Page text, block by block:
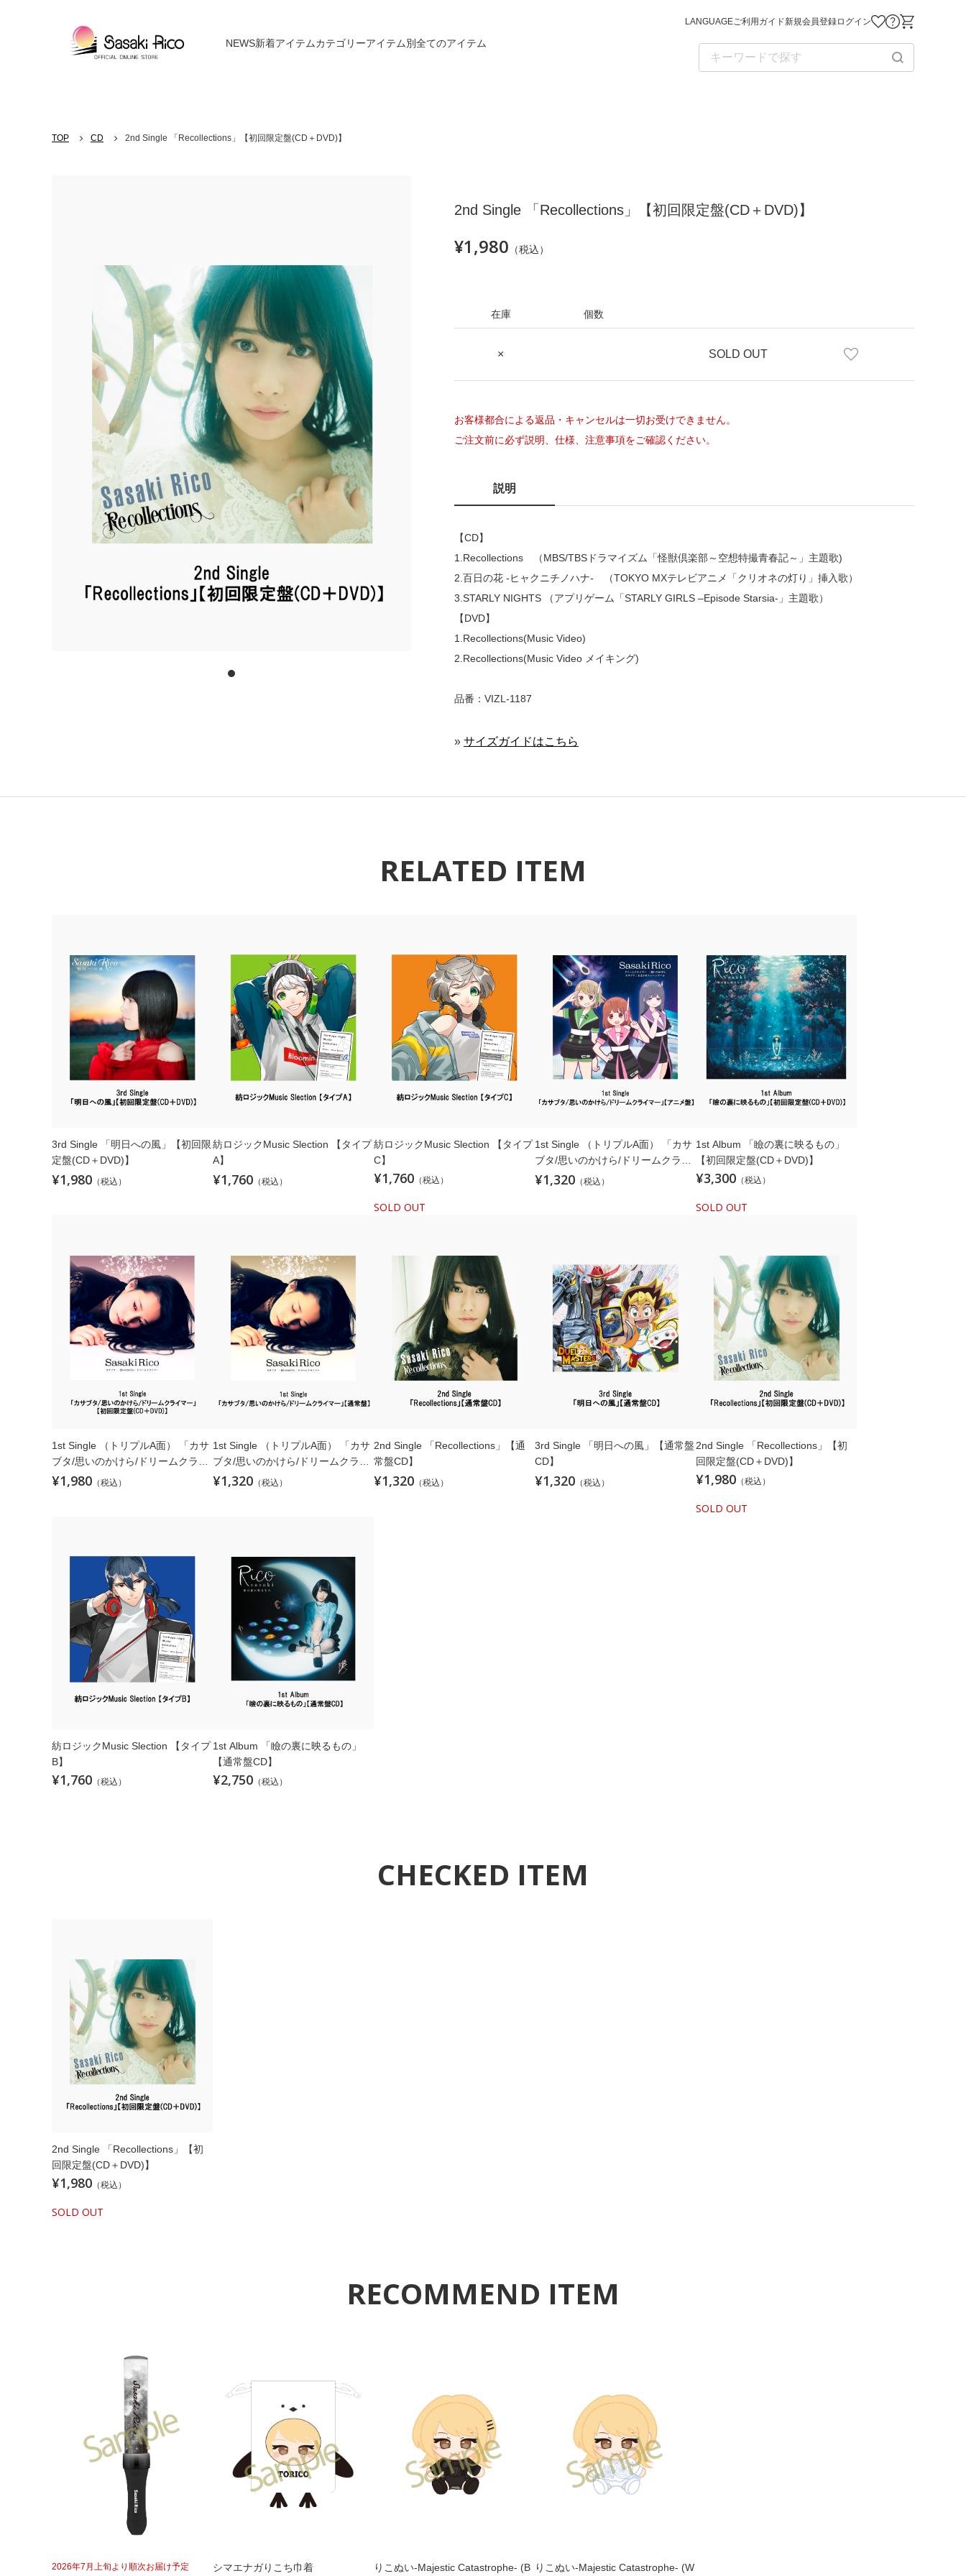
NEWS新着アイテムカテゴリーアイテム別全てのアイテム
LANGUAGEご利用ガイド新規会員登録ログイン お気に入り商品
お問い合わせ
TOP CD 2nd Single 「Recollections」【初回限定盤(CD＋DVD)】
2nd Single 「Recollections」【初回限定盤(CD＋DVD)】
¥1,980 （税込）
在庫 個数
× SOLD OUT
お客様都合による返品・キャンセルは一切お受けできません。
ご注文前に必ず説明、仕様、注意事項をご確認ください。
説明
【CD】
1.Recollections （MBS/TBSドラマイズム「怪獣倶楽部～空想特撮青春記～」主題歌)
2.百日の花 -ヒャクニチノハナ- （TOKYO MXテレビアニメ「クリオネの灯り」挿入歌）
3.STARLY NIGHTS （アプリゲーム「STARLY GIRLS –Episode Starsia-」主題歌）
【DVD】
1.Recollections(Music Video)
2.Recollections(Music Video メイキング)
品番：VIZL-1187
» サイズガイドはこちら
RELATED ITEM
3rd Single 「明日への風」【初回限
定盤(CD＋DVD)】
¥1,980 （税込）
紡ロジックMusic Slection 【タイプ
A】
¥1,760 （税込）
紡ロジックMusic Slection 【タイプ
C】
¥1,760 （税込）
SOLD OUT
1st Single （トリプルA面） 「カサ
ブタ/思いのかけら/ドリームクライ
マー」【アニメ盤】
¥1,320 （税込）
1st Album 「瞼の裏に映るもの」
【初回限定盤(CD＋DVD)】
¥3,300 （税込）
SOLD OUT
1st Single （トリプルA面） 「カサ
ブタ/思いのかけら/ドリームクライ
マー」【初回限定盤(CD＋DVD)】
¥1,980 （税込）
1st Single （トリプルA面） 「カサ
ブタ/思いのかけら/ドリームクライ
マー」【通常盤】
¥1,320 （税込）
2nd Single 「Recollections」【通
常盤CD】
¥1,320 （税込）
3rd Single 「明日への風」【通常盤
CD】
¥1,320 （税込）
2nd Single 「Recollections」【初
回限定盤(CD＋DVD)】
¥1,980 （税込）
SOLD OUT
紡ロジックMusic Slection 【タイプ
B】
¥1,760 （税込）
1st Album 「瞼の裏に映るもの」
【通常盤CD】
¥2,750 （税込）
CHECKED ITEM
2nd Single 「Recollections」【初
回限定盤(CD＋DVD)】
¥1,980 （税込）
SOLD OUT
RECOMMEND ITEM
2026年7月上旬より順次お届け予定 シマエナガりこち巾着 りこぬい-Majestic Catastrophe- (B りこぬい-Majestic Catastrophe- (W